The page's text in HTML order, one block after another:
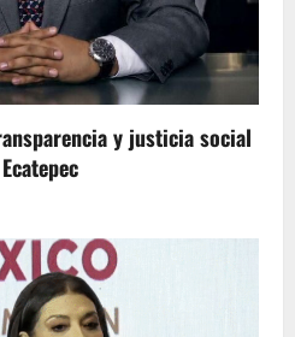
y justicia social